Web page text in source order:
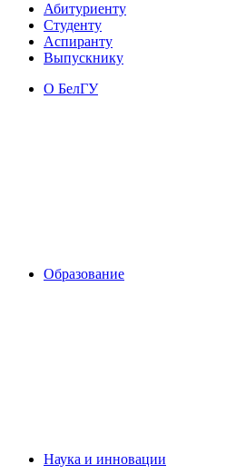
Абитуриенту
Студенту
Аспиранту
Выпускнику
О БелГУ
Образование
Наука и инновации